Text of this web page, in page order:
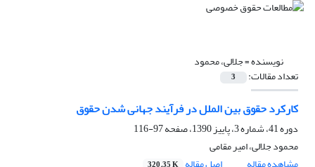
نویسنده =جلالی، محمود
تعداد مقالات: 3
کارکرد حقوق بین الملل در فرآیند جهانی شدن حقوق
دوره 41، شماره 3، پاییز 1390، صفحه
97-116
محمود جلالی، امیر مقامی